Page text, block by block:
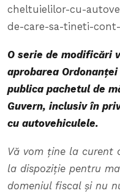
cheltuielilor-cu-
de-care-sa-tineti-
O serie de modificări
aprobarea
publica pachetul de
Guvern, inclusiv în
cu autovehiculele.
Vă vom ține la curent
la dispoziție pentru
domeniul fiscal și nu